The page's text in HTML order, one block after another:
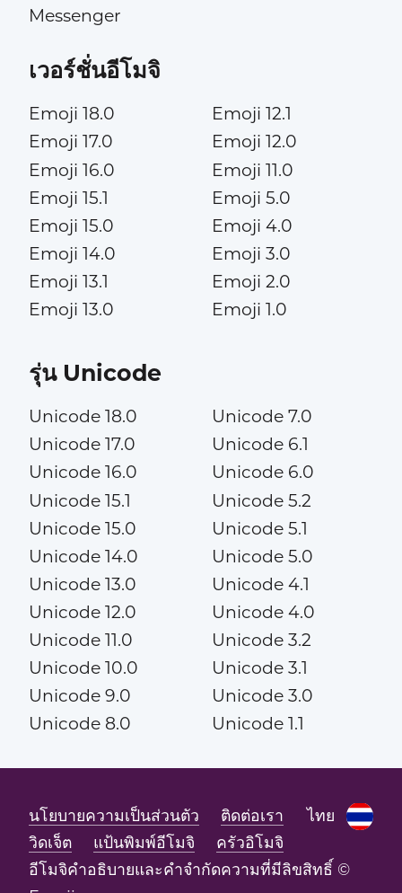
Messenger
เวอร์ชั่นอีโมจิ
Emoji 18.0
Emoji 17.0
Emoji 16.0
Emoji 15.1
Emoji 15.0
Emoji 14.0
Emoji 13.1
Emoji 13.0
Emoji 12.1
Emoji 12.0
Emoji 11.0
Emoji 5.0
Emoji 4.0
Emoji 3.0
Emoji 2.0
Emoji 1.0
รุ่น Unicode
Unicode 18.0
Unicode 17.0
Unicode 16.0
Unicode 15.1
Unicode 15.0
Unicode 14.0
Unicode 13.0
Unicode 12.0
Unicode 11.0
Unicode 10.0
Unicode 9.0
Unicode 8.0
Unicode 7.0
Unicode 6.1
Unicode 6.0
Unicode 5.2
Unicode 5.1
Unicode 5.0
Unicode 4.1
Unicode 4.0
Unicode 3.2
Unicode 3.1
Unicode 3.0
Unicode 1.1
ไทย
นโยบายความเป็นส่วนตัว
ติดต่อเรา
วิดเจ็ต
แป้นพิมพ์อีโมจิ
ครัวอิโมจิ
อีโมจิคำอธิบายและคำจำกัดความที่มีลิขสิทธิ์ ©